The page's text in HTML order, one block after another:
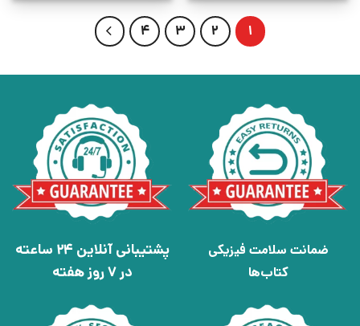
1
2
3
4
ضمانت سلامت فیزیکی
کتاب‌ها
پشتیبانی آنلاین 24 ساعته
در 7 روز هفته